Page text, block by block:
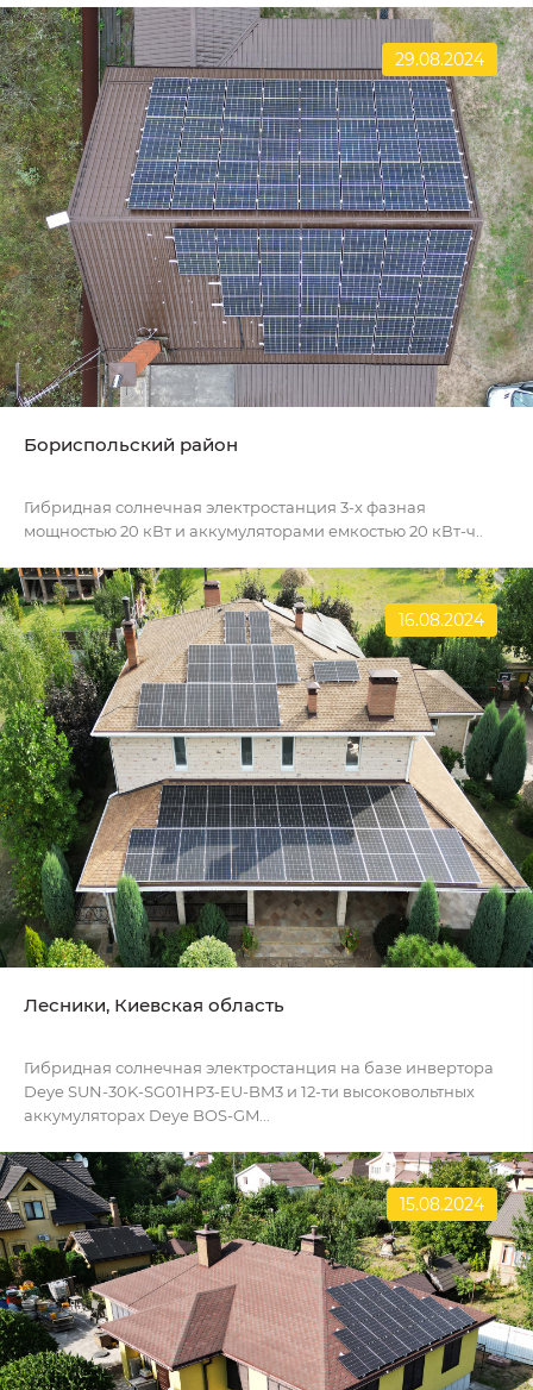
29.08.2024
Бориспольский район
Гибридная солнечная электростанция 3-х фазная
мощностью 20 кВт и аккумуляторами емкостью 20 кВт-ч..
16.08.2024
Лесники, Киевская область
Гибридная солнечная электростанция на базе инвертора
Deye SUN-30K-SG01HP3-EU-BM3 и 12-ти высоковольтных
аккумуляторах Deye BOS-GM...
15.08.2024